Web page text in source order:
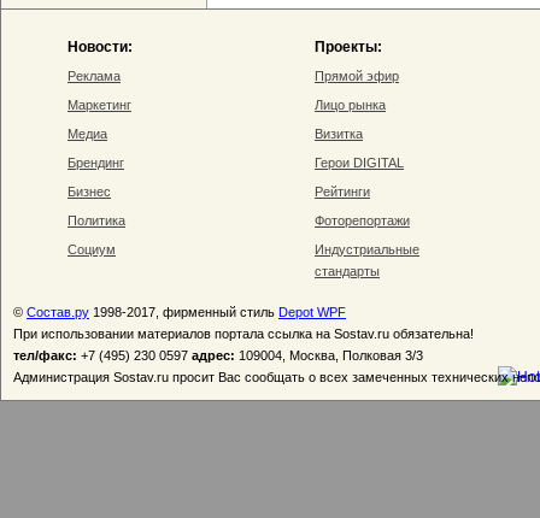
Новости:
Реклама
Маркетинг
Медиа
Брендинг
Бизнес
Политика
Социум
Проекты:
Прямой эфир
Лицо рынка
Визитка
Герои DIGITAL
Рейтинги
Фоторепортажи
Индустриальные
стандарты
© Состав.ру 1998-2017, фирменный стиль Depot WPF
При использовании материалов портала ссылка на Sostav.ru обязательна!
тел/факс: +7 (495) 230 0597 адрес: 109004, Москва, Полковая 3/3
Администрация Sostav.ru просит Вас сообщать о всех замеченных технических